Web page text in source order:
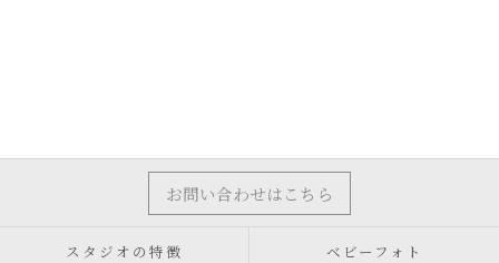
お問い合わせはこちら
スタジオの特徴 ベビーフォト